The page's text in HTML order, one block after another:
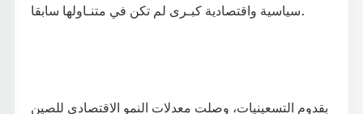
سياسية واقتصادية كبـرى لم تكن في متنـاولها سابقا.
بقدوم التسعينيات، وصلت معدلات النمو الاقتصادي للصين